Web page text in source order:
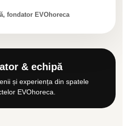
fondator EVOhoreca
& echipă
și experiența din spatele
EVOhoreca.